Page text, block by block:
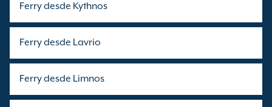
Ferry desde Kythnos
Ferry desde Lavrio
Ferry desde Limnos